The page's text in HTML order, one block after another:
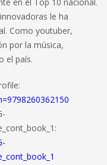
le ha
Como youtuber,
por la música,
el país.